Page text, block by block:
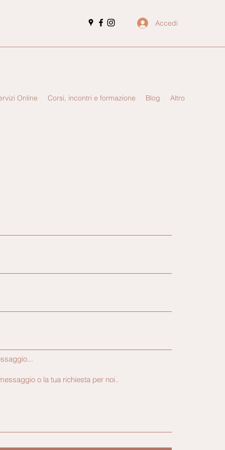
Accedi
Online Corsi, incontri e formazione Blog Altro